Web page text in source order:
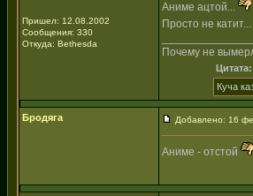
Пришел: 12.08.2002
Сообщения: 330
Откуда: Bethesda
Аниме ацтой...
Просто не катит...
Почему не
Цитата:
Куча
Бродяга Добавлено: 16
Аниме - отстой